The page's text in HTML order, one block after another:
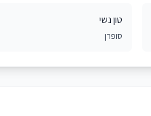
טון נשי
סופרן